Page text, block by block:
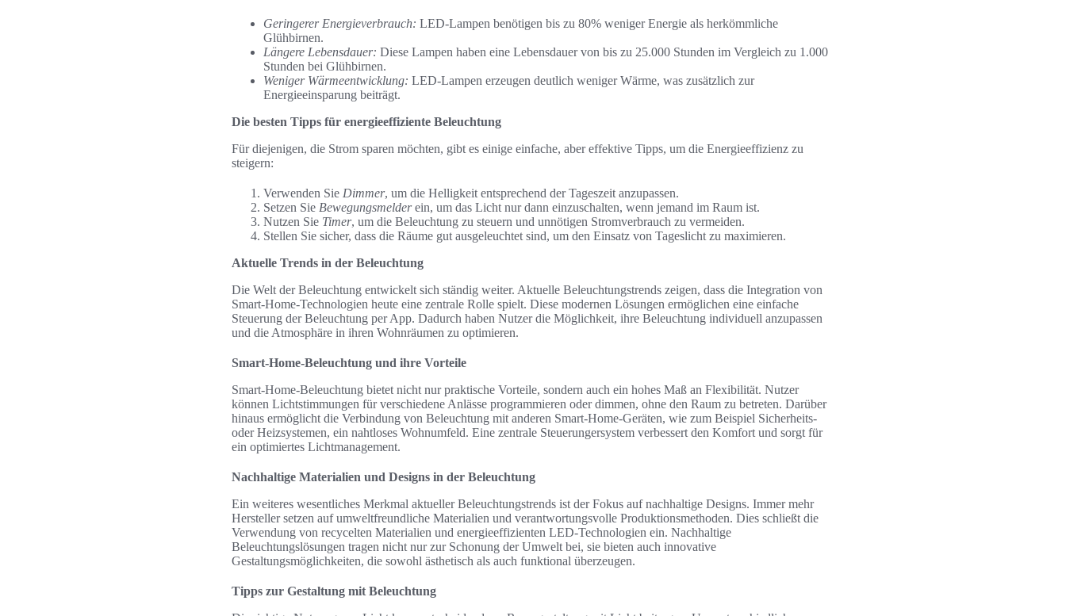
Geringerer Energieverbrauch: LED-Lampen benötigen bis zu 80% weniger Energie als herkömmliche
Glühbirnen.
Längere Lebensdauer: Diese Lampen haben eine Lebensdauer von bis zu 25.000 Stunden im Vergleich zu 1.000
Stunden bei Glühbirnen.
Weniger Wärmeentwicklung: LED-Lampen erzeugen deutlich weniger Wärme, was zusätzlich zur
Energieeinsparung beiträgt.
Die besten Tipps für energieeffiziente Beleuchtung
Für diejenigen, die Strom sparen möchten, gibt es einige einfache, aber effektive Tipps, um die Energieeffizienz zu
steigern:
Verwenden Sie Dimmer, um die Helligkeit entsprechend der Tageszeit anzupassen.
Setzen Sie Bewegungsmelderein, um das Licht nur dann einzuschalten, wenn jemand im Raum ist.
Nutzen Sie Timer, um die Beleuchtung zu steuern und unnötigen Stromverbrauch zu vermeiden.
Stellen Sie sicher, dass die Räume gut ausgeleuchtet sind, um den Einsatz von Tageslicht zu maximieren.
Aktuelle Trends in der Beleuchtung
Die Welt der Beleuchtung entwickelt sich ständig weiter. Aktuelle Beleuchtungstrends zeigen, dass die Integration von
Smart-Home-Technologien heute eine zentrale Rolle spielt. Diese modernen Lösungen ermöglichen eine einfache
Steuerung der Beleuchtung per App. Dadurch haben Nutzer die Möglichkeit, ihre Beleuchtung individuell anzupassen
und die Atmosphäre in ihren Wohnräumen zu optimieren.
Smart-Home-Beleuchtung und ihre Vorteile
Smart-Home-Beleuchtung bietet nicht nur praktische Vorteile, sondern auch ein hohes Maß an Flexibilität. Nutzer
können Lichtstimmungen für verschiedene Anlässe programmieren oder dimmen, ohne den Raum zu betreten. Darüber
hinaus ermöglicht die Verbindung von Beleuchtung mit anderen Smart-Home-Geräten, wie zum Beispiel Sicherheits-
oder Heizsystemen, ein nahtloses Wohnumfeld. Eine zentrale Steuerungersystem verbessert den Komfort und sorgt für
ein optimiertes Lichtmanagement.
Nachhaltige Materialien und Designs in der Beleuchtung
Ein weiteres wesentliches Merkmal aktueller Beleuchtungstrends ist der Fokus auf nachhaltige Designs. Immer mehr
Hersteller setzen auf umweltfreundliche Materialien und verantwortungsvolle Produktionsmethoden. Dies schließt die
Verwendung von recycelten Materialien und energieeffizienten LED-Technologien ein. Nachhaltige
Beleuchtungslösungen tragen nicht nur zur Schonung der Umwelt bei, sie bieten auch innovative
Gestaltungsmöglichkeiten, die sowohl ästhetisch als auch funktional überzeugen.
Tipps zur Gestaltung mit Beleuchtung